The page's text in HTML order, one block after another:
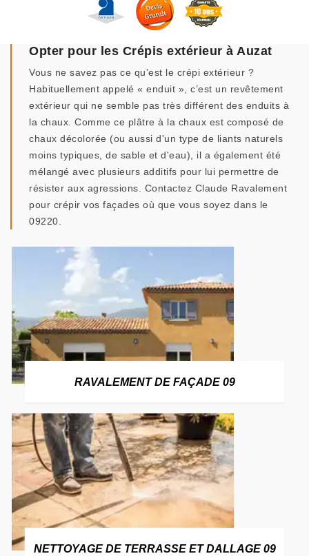
Opter pour les Crépis extérieur à Auzat
Vous ne savez pas ce qu’est le crépi extérieur ?
Habituellement appelé « enduit », c’est un revêtement
extérieur qui ne semble pas très différent des enduits à
la chaux. Comme ce plâtre à la chaux est composé de
chaux décolorée (ou aussi d'un type de liants naturels
moins typiques, de sable et d'eau), il a également été
mélangé avec plusieurs additifs pour lui permettre de
résister aux agressions. Contactez Claude Ravalement
pour crépir vos façades où que vous soyez dans le
09220.
RAVALEMENT DE FAÇADE 09
NETTOYAGE DE TERRASSE ET DALLAGE 09